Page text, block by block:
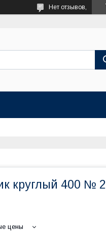
Нет отзывов,
круглый 400 № 2
цены